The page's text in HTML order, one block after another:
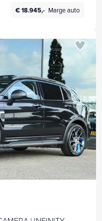
€ 18.945,- Marge auto